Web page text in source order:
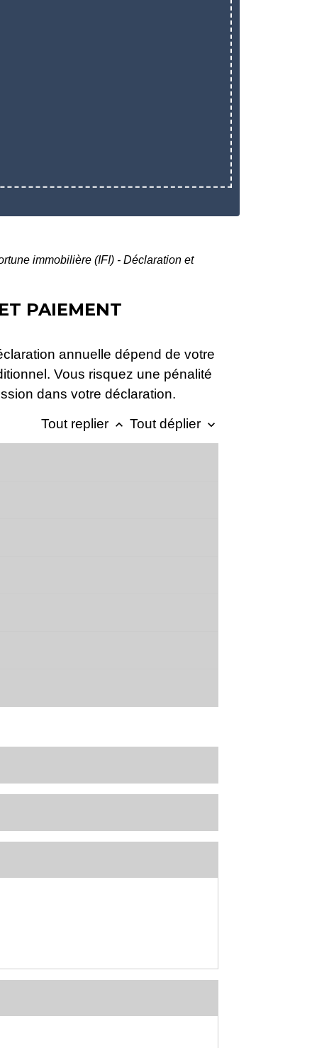
immobilière (IFI) - Déclaration et
PAIEMENT
annuelle dépend de votre
Vous risquez une pénalité
dans votre déclaration.
Tout replier keyboard_arrow_up Tout déplier keyboard_arrow_down